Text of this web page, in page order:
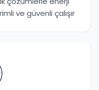
ve güvenli çalışır